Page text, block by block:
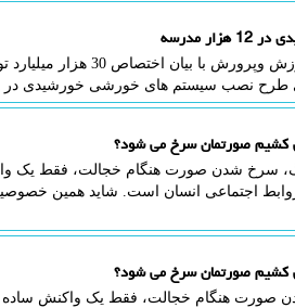
مدرسه
لیزر تگ: وزیر آموزش
سیستم های خورشی خورشیدی در 12 هزار مدرسه کشور آگاهی داد.
کشیم صورتمان سرخ می شود؟
سرخ شدن صورت هنگام خجالت، فقط یک
اجتماعی انسان است. شاید همین خصوصیت
کشیم صورتمان سرخ می شود؟
صورت هنگام خجالت، فقط یک واکنش ساده